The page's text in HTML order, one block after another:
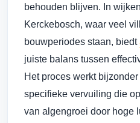
behouden blijven. In
Kerckebosch, waar veel
bouwperiodes staan, biedt
juiste balans tussen
Het proces werkt
specifieke vervuiling die
van algengroei door hoge